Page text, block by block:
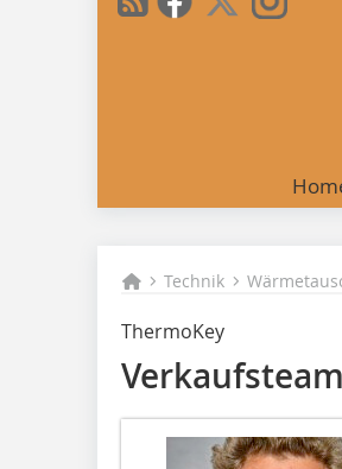
Technik
ThermoKey
Verkaufsteam